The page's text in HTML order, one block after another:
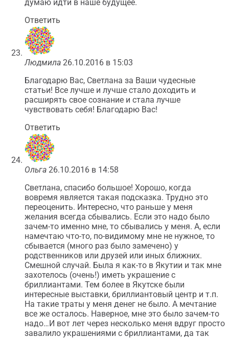
думаю идти в наше будущее.
Ответить
Людмила 26.10.2016 в 15:03
Благодарю Вас, Светлана за Ваши чудесные
статьи! Все лучше и лучше стало доходить и
расширять свое сознание и стала лучше
чувствовать себя! Благодарю Вас!
Ответить
Ольга 26.10.2016 в 14:58
Светлана, спасибо большое! Хорошо, когда
вовремя является такая подсказка. Трудно это
переоценить. Интересно, что раньше у меня
желания всегда сбывались. Если это надо было
зачем-то именно мне, то сбывались у меня. А, если
намечтаю что-то, по-видимому мне не нужное, то
сбывается (много раз было замечено) у
родственников или друзей или иных ближних.
Смешной случай. Была я как-то в Якутии и так мне
захотелось (очень!) иметь украшение с
бриллиантами. Тем более в Якутске были
интересные выставки, бриллиантовый центр и т.п.
На такие траты у меня денег не было. А мечтание
все же осталось. Наверное, мне это было зачем-то
надо…И вот лет через несколько меня вдруг просто
завалило украшениями с бриллиантами, да так